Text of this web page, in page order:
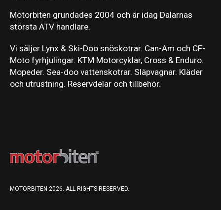
Motorbiten grundades 2004 och är idag Dalarnas
största ATV handlare.
Vi säljer Lynx & Ski-Doo snöskotrar. Can-Am och CF-
Moto fyrhjulingar. KTM Motorcyklar, Cross & Enduro.
Mopeder. Sea-doo vattenskotrar. Släpvagnar. Kläder
och utrustning. Reservdelar och tillbehör.
MOTORBITEN 2026. ALL RIGHTS RESERVED.